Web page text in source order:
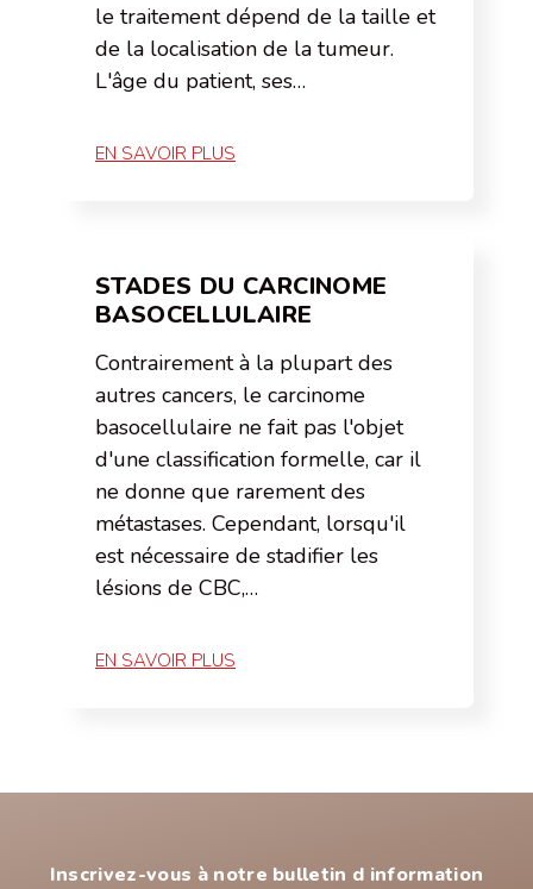
le traitement dépend de la taille et
de la localisation de la tumeur.
L'âge du patient, ses…
EN SAVOIR PLUS
STADES DU CARCINOME
BASOCELLULAIRE
Contrairement à la plupart des
autres cancers, le carcinome
basocellulaire ne fait pas l'objet
d'une classification formelle, car il
ne donne que rarement des
métastases. Cependant, lorsqu'il
est nécessaire de stadifier les
lésions de CBC,…
EN SAVOIR PLUS
Inscrivez-vous à notre bulletin d information